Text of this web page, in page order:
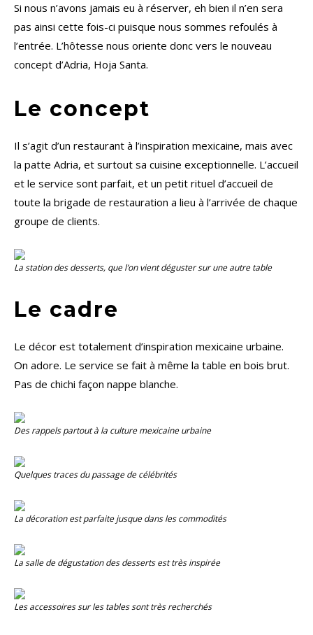
Si nous n’avons jamais eu à réserver, eh bien il n’en sera
pas ainsi cette fois-ci puisque nous sommes refoulés à
l’entrée. L’hôtesse nous oriente donc vers le nouveau
concept d’Adria, Hoja Santa.
Le concept
Il s’agit d’un restaurant à l’inspiration mexicaine, mais avec
la patte Adria, et surtout sa cuisine exceptionnelle. L’accueil
et le service sont parfait, et un petit rituel d’accueil de
toute la brigade de restauration a lieu à l’arrivée de chaque
groupe de clients.
La station des desserts, que l’on vient déguster sur une autre table
Le cadre
Le décor est totalement d’inspiration mexicaine urbaine.
On adore. Le service se fait à même la table en bois brut.
Pas de chichi façon nappe blanche.
Des rappels partout à la culture mexicaine urbaine
Quelques traces du passage de célébrités
La décoration est parfaite jusque dans les commodités
La salle de dégustation des desserts est très inspirée
Les accessoires sur les tables sont très recherchés